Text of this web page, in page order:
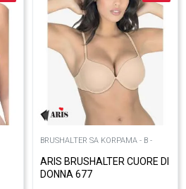
BRUSHALTER SA KORPAMA - B -
ARIS BRUSHALTER CUORE DI
DONNA 677